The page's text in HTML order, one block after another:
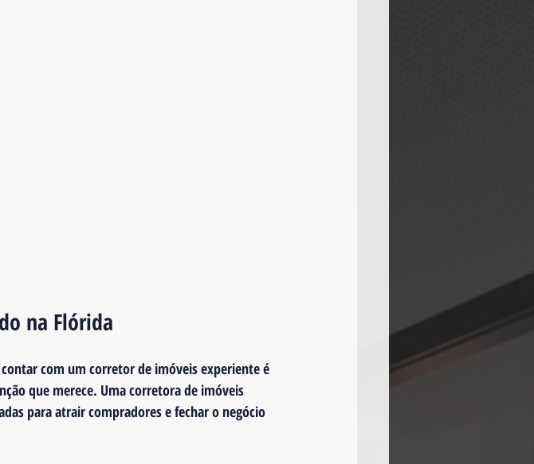
na Flórida
com um corretor de imóveis experiente é
que merece. Uma corretora de imóveis
para atrair compradores e fechar o negócio